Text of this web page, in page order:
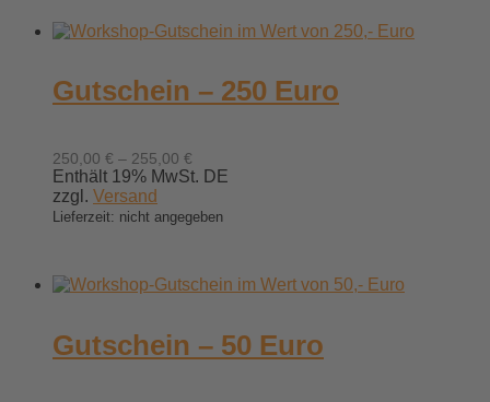
Gutschein – 250 Euro
250,00 € – 255,00 €
250,00 €
255,00 €
Enthält 19% MwSt. DE
zzgl. Versand
Lieferzeit: nicht angegeben
Gutschein – 50 Euro